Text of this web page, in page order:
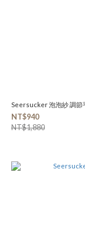
Seersucker 泡泡紗 調節
NT$940
NT$1,880